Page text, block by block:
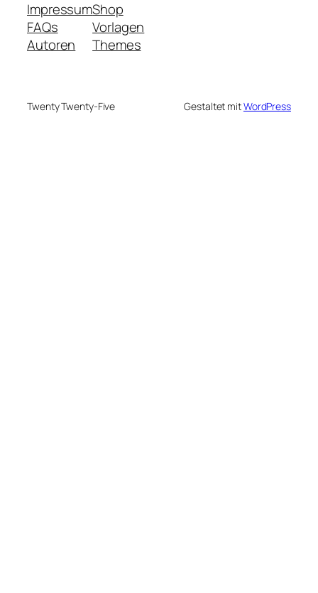
Impressum
FAQs
Autoren
Shop
Vorlagen
Themes
Twenty Twenty-Five Gestaltet mitWordPress